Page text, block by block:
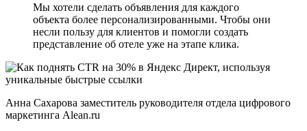
Мы хотели сделать объявления для каждого
объекта более персонализированными. Чтобы они
несли пользу для клиентов и помогли создать
представление об отеле уже на этапе клика.
Анна Сахарова заместитель руководителя отдела цифрового
маркетинга Alean.ru